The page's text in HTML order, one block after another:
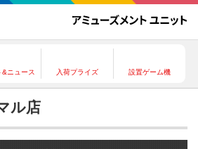
&ニュース 入荷プライズ 設置ゲーム機
ル店